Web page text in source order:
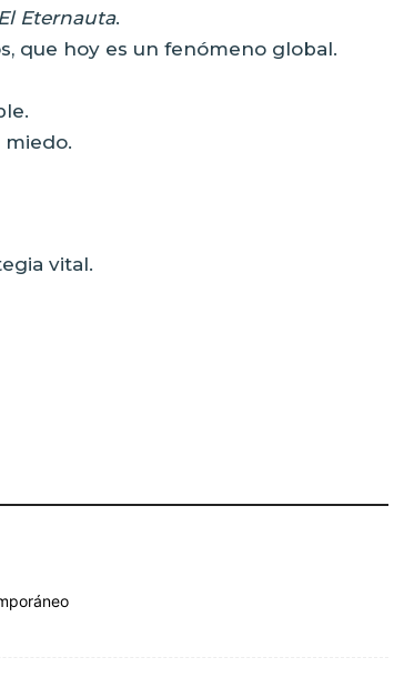
El Eternauta.
que hoy es un fenómeno global.
miedo.
vital.